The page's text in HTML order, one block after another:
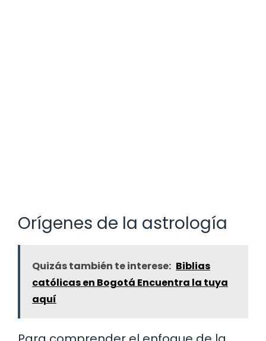
Orígenes de la astrología
Quizás también te interese: Biblias
católicas en Bogotá Encuentra la tuya
aquí